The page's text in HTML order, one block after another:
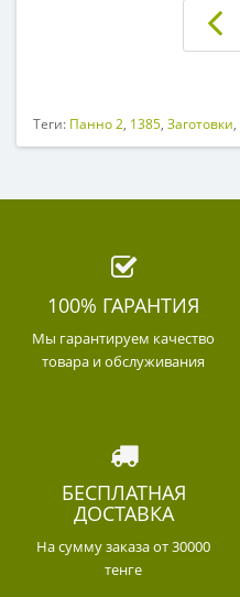
Теги: Панно 2, 1385, Заготовки,
100% ГАРАНТИЯ
Мы гарантируем качество
товара и обслуживания
БЕСПЛАТНАЯ
ДОСТАВКА
На сумму заказа от 30000
тенге